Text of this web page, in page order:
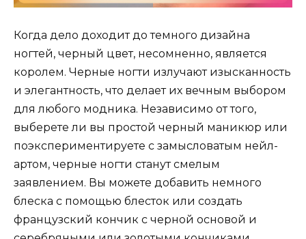
Когда дело доходит до темного дизайна
ногтей, черный цвет, несомненно, является
королем. Черные ногти излучают изысканность
и элегантность, что делает их вечным выбором
для любого модника. Независимо от того,
выберете ли вы простой черный маникюр или
поэкспериментируете с замысловатым нейл-
артом, черные ногти станут смелым
заявлением. Вы можете добавить немного
блеска с помощью блесток или создать
французский кончик с черной основой и